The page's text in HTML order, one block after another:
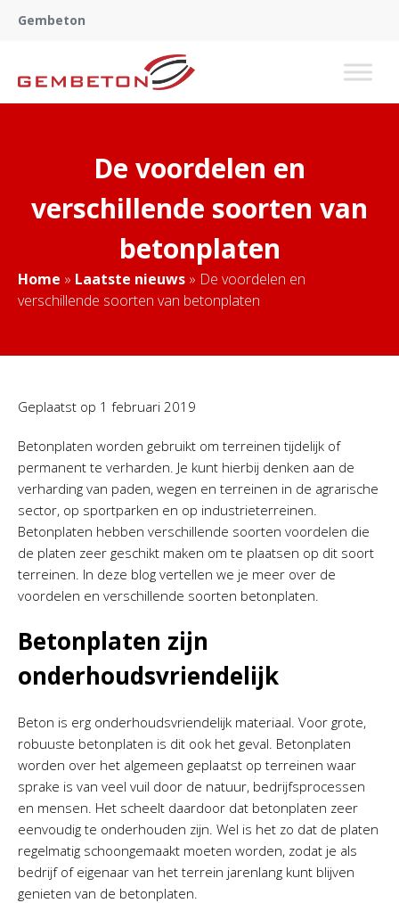
Gembeton
De voordelen en
verschillende soorten van
betonplaten
Home » Laatste nieuws » De voordelen en
verschillende soorten van betonplaten
Geplaatst op 1 februari 2019
Betonplaten worden gebruikt om terreinen tijdelijk of
permanent te verharden. Je kunt hierbij denken aan de
verharding van paden, wegen en terreinen in de agrarische
sector, op sportparken en op industrieterreinen.
Betonplaten hebben verschillende soorten voordelen die
de platen zeer geschikt maken om te plaatsen op dit soort
terreinen. In deze blog vertellen we je meer over de
voordelen en verschillende soorten betonplaten.
Betonplaten zijn
onderhoudsvriendelijk
Beton is erg onderhoudsvriendelijk materiaal. Voor grote,
robuuste betonplaten is dit ook het geval. Betonplaten
worden over het algemeen geplaatst op terreinen waar
sprake is van veel vuil door de natuur, bedrijfsprocessen
en mensen. Het scheelt daardoor dat betonplaten zeer
eenvoudig te onderhouden zijn. Wel is het zo dat de platen
regelmatig schoongemaakt moeten worden, zodat je als
bedrijf of eigenaar van het terrein jarenlang kunt blijven
genieten van de betonplaten.